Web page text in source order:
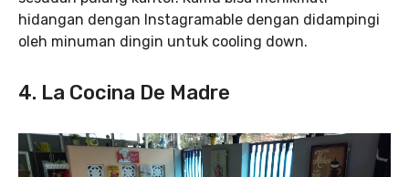
hidangan dengan Instagramable dengan didampingi
oleh minuman dingin untuk cooling down.
4. La Cocina De Madre